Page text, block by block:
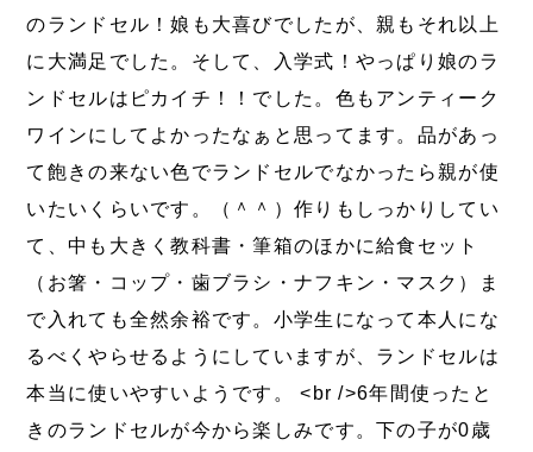
のランドセル！娘も大喜びでしたが、親もそれ以上
に大満足でした。そして、入学式！やっぱり娘のラ
ンドセルはピカイチ！！でした。色もアンティーク
ワインにしてよかったなぁと思ってます。品があっ
て飽きの来ない色でランドセルでなかったら親が使
いたいくらいです。（＾＾）作りもしっかりしてい
て、中も大きく教科書・筆箱のほかに給食セット
（お箸・コップ・歯ブラシ・ナフキン・マスク）ま
で入れても全然余裕です。小学生になって本人にな
るべくやらせるようにしていますが、ランドセルは
本当に使いやすいようです。 <br />6年間使ったと
きのランドセルが今から楽しみです。下の子が0歳